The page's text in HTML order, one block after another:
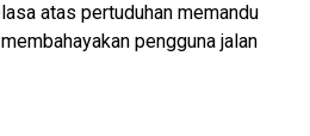
atas pertuduhan memandu
pengguna jalan